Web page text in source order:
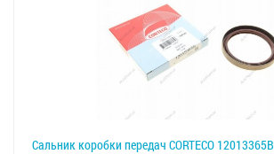
Сальник коробки передач CORTECO 12013365B